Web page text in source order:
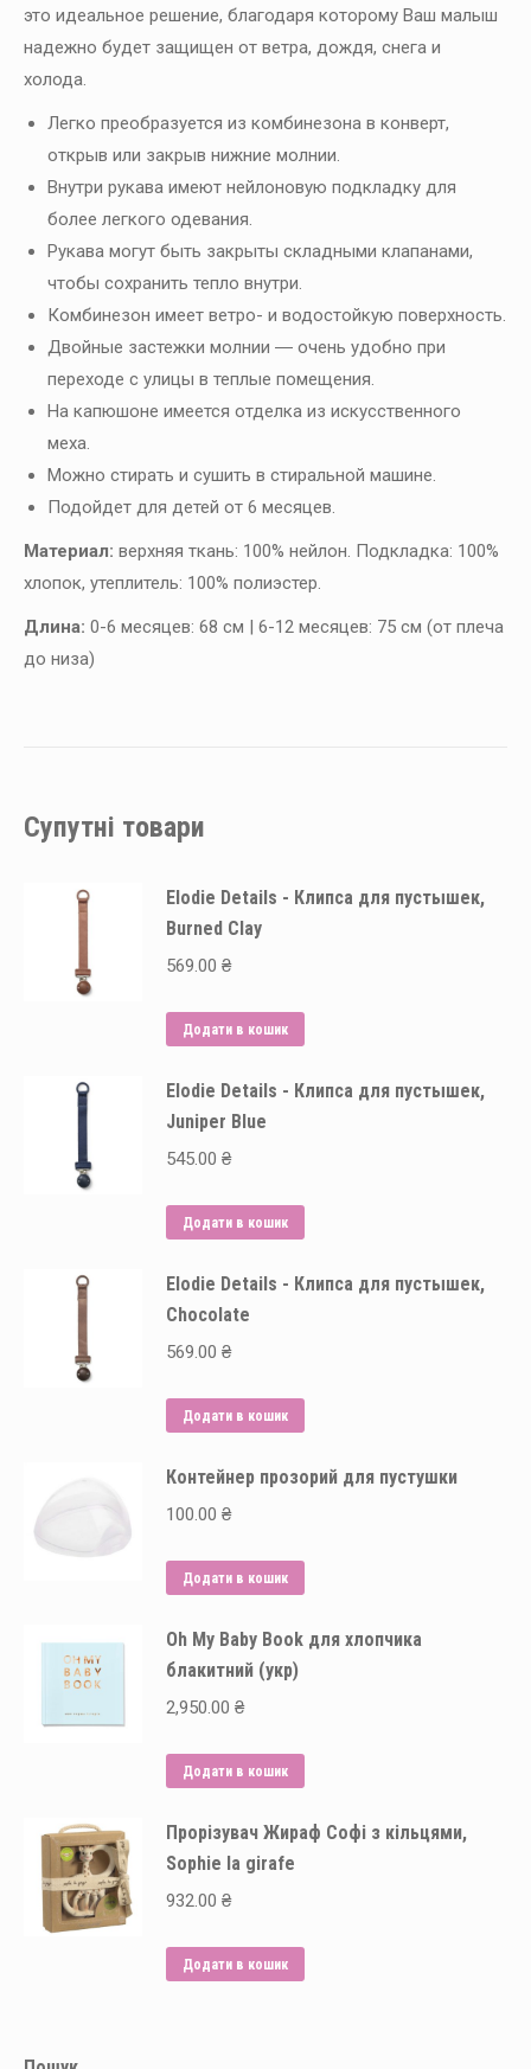
это идеальное решение, благодаря которому Ваш малыш
надежно будет защищен от ветра, дождя, снега и
холода.
Легко преобразуется из комбинезона в конверт,
открыв или закрыв нижние молнии.
Внутри рукава имеют нейлоновую подкладку для
более легкого одевания.
Рукава могут быть закрыты складными клапанами,
чтобы сохранить тепло внутри.
Комбинезон имеет ветро- и водостойкую поверхность.
Двойные застежки молнии ― очень удобно при
переходе с улицы в теплые помещения.
На капюшоне имеется отделка из искусственного
меха.
Можно стирать и сушить в стиральной машине.
Подойдет для детей от 6 месяцев.
Материал: верхняя ткань: 100% нейлон. Подкладка: 100%
хлопок, утеплитель: 100% полиэстер.
Длина: 0-6 месяцев: 68 см | 6-12 месяцев: 75 см (от плеча
до низа)
Супутні товари
Elodie Details - Клипса для пустышек,
Burned Clay
569.00 ₴
Додати в кошик
Elodie Details - Клипса для пустышек,
Juniper Blue
545.00 ₴
Додати в кошик
Elodie Details - Клипса для пустышек,
Chocolate
569.00 ₴
Додати в кошик
Контейнер прозорий для пустушки
100.00 ₴
Додати в кошик
Oh My Baby Book для хлопчика
блакитний (укр)
2,950.00 ₴
Додати в кошик
Прорізувач Жираф Софі з кільцями,
Sophie la girafe
932.00 ₴
Додати в кошик